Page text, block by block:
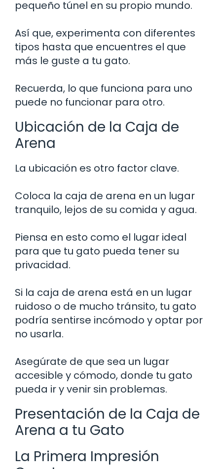
pequeño túnel en su propio mundo.
Así que, experimenta con diferentes
tipos hasta que encuentres el que
más le guste a tu gato.
Recuerda, lo que funciona para uno
puede no funcionar para otro.
Ubicación de la Caja de
Arena
La ubicación es otro factor clave.
Coloca la caja de arena en un lugar
tranquilo, lejos de su comida y agua.
Piensa en esto como el lugar ideal
para que tu gato pueda tener su
privacidad.
Si la caja de arena está en un lugar
ruidoso o de mucho tránsito, tu gato
podría sentirse incómodo y optar por
no usarla.
Asegúrate de que sea un lugar
accesible y cómodo, donde tu gato
pueda ir y venir sin problemas.
Presentación de la Caja de
Arena a tu Gato
La Primera Impresión